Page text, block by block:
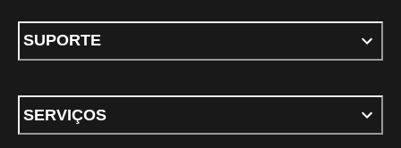
SUPORTE
SERVIÇOS